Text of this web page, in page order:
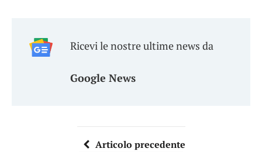
Ricevi le nostre ultime news da
Google News
Articolo precedente